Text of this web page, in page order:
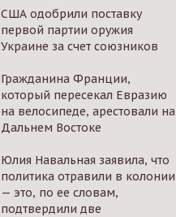
США одобрили поставку
первой партии оружия
Украине за счет союзников
Гражданина Франции,
который пересекал Евразию
на велосипеде, арестовали на
Дальнем Востоке
Юлия Навальная заявила, что
политика отравили в колонии
— это, по ее словам,
подтвердили две